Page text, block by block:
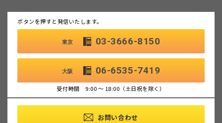
ボタンを押すと発信いたします。
東京 03-3666-8150
大阪 06-6535-7419
受付時間 9:00 ～ 18:00（土日祝を除く）
お問い合わせ